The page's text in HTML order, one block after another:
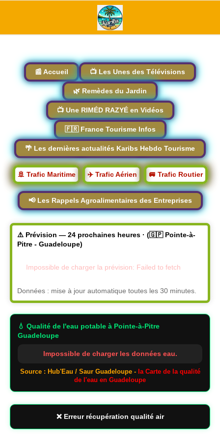
📰 Accueil 📺 Les Unes des Télévisions
🌿 Remèdes du Jardin
📺 Une RIMÉD RAZYÉ en Vidéos
🇫🇷 France Tourisme Infos
🌴 Les dernières actualités Karibs Hebdo Tourisme
🚢 Trafic Maritime ✈️ Trafic Aérien 🚐 Trafic Routier
📢 Les Rappels Agroalimentaires des Entreprises
⚠️ Prévision — 24 prochaines heures · (🇬🇵 Pointe-à-
Pitre - Guadeloupe)
Impossible de charger la prévision: Failed to fetch
Données : mise à jour automatique toutes les 30 minutes.
💧 Qualité de l'eau potable à Pointe-à-Pitre
Guadeloupe
Impossible de charger les données eau.
Source : Hub'Eau / Saur Guadeloupe - la Carte de la qualité
de l'eau en Guadeloupe
❌ Erreur récupération qualité air